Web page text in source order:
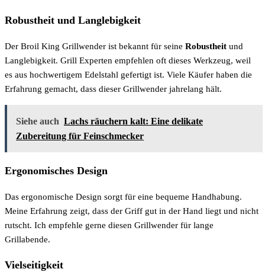
Robustheit und Langlebigkeit
Der Broil King Grillwender ist bekannt für seine Robustheit und
Langlebigkeit. Grill Experten empfehlen oft dieses Werkzeug, weil
es aus hochwertigem Edelstahl gefertigt ist. Viele Käufer haben die
Erfahrung gemacht, dass dieser Grillwender jahrelang hält.
Siehe auch Lachs räuchern kalt: Eine delikate
Zubereitung für Feinschmecker
Ergonomisches Design
Das ergonomische Design sorgt für eine bequeme Handhabung.
Meine Erfahrung zeigt, dass der Griff gut in der Hand liegt und nicht
rutscht. Ich empfehle gerne diesen Grillwender für lange
Grillabende.
Vielseitigkeit